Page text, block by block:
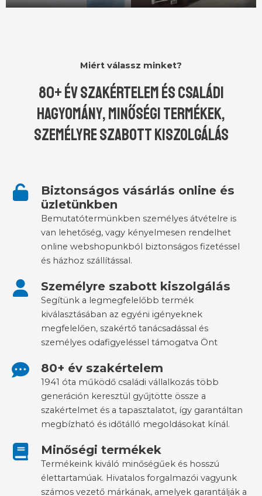
Miért válassz minket?
80+ év szakértelem és családi
hagyomány, Minőségi termékek,
Személyre szabott kiszolgálás
Biztonságos vásárlás online és
üzletünkben
Bemutatótermünkben személyes átvételre is
van lehetőség, vagy kényelmesen rendelhet
online webshopunkból biztonságos fizetéssel
és házhoz szállítással.
Személyre szabott kiszolgálás
Segítünk a legmegfelelőbb termék
kiválasztásában az egyéni igényeknek
megfelelően, szakértő tanácsadással és
személyes odafigyeléssel támogatva Önt
80+ év szakértelem
1941 óta működő családi vállalkozás több
generáción keresztül gyűjtötte össze a
szakértelmet és a tapasztalatot, így garantáltan
megbízható és időtálló megoldásokat kínál.
Minőségi termékek
Termékeink kiváló minőségűek és hosszú
élettartamúak. Hivatalos forgalmazói vagyunk
számos vezető márkának, amelyek garantálják a